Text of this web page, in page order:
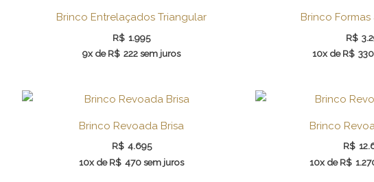
Brinco Entrelaçados Triangular
R$ 1.995
9x de R$ 222 sem juros
Brinco Formas
R$
10x deR$ 330
Brinco Revoada Brisa
R$ 4.695
10x deR$ 470 sem juros
Brinco
R$
10x deR$